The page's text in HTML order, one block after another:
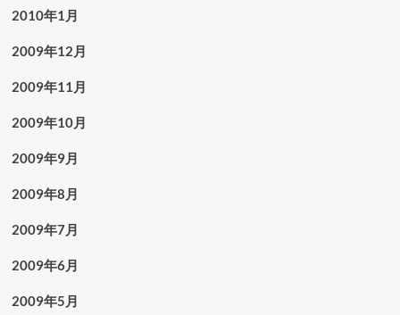
2010年1月
2009年12月
2009年11月
2009年10月
2009年9月
2009年8月
2009年7月
2009年6月
2009年5月